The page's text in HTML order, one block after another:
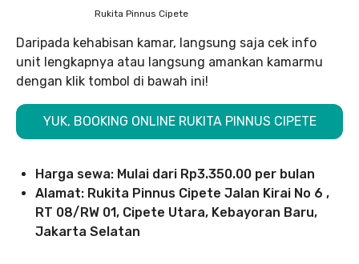
Rukita Pinnus Cipete
Daripada kehabisan kamar, langsung saja cek info
unit lengkapnya atau langsung amankan kamarmu
dengan klik tombol di bawah ini!
YUK, BOOKING ONLINE RUKITA PINNUS CIPETE
Harga sewa: Mulai dari Rp3.350.00 per bulan
Alamat: Rukita Pinnus Cipete Jalan Kirai No 6 ,
RT 08/RW 01, Cipete Utara, Kebayoran Baru,
Jakarta Selatan